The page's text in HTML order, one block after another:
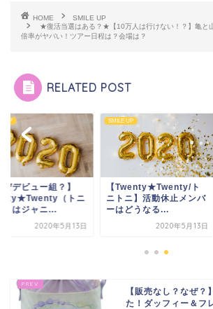
HOME
SMILE UP
★復活当選はある？★【10万人は行けない！？】亀と
倍率がヤバい！ツアー日程は？会場は？
RELATED POST
UP
ぜデビュー組？】
（トニ
）はジャニ...
2020年5月13日
SMILE UP
【Twenty★Twenty/ト
ニトニ】活動休止メンバ
ーはどうなる...
2020年5月13日
【販売なし？なぜ？
た！ダッフィー＆